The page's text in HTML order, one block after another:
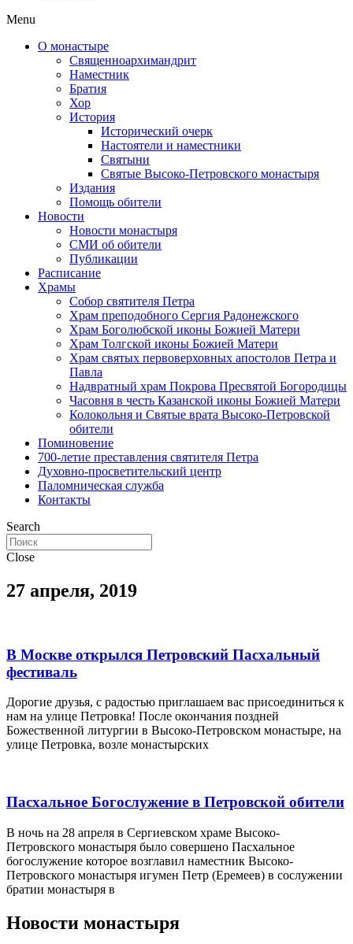
Menu
О монастыре
Священноархимандрит
Наместник
Братия
Хор
История
Исторический очерк
Настоятели и наместники
Святыни
Святые Высоко-Петровского монастыря
Издания
Помощь обители
Новости
Новости монастыря
СМИ об обители
Публикации
Расписание
Храмы
Собор святителя Петра
Храм преподобного Сергия Радонежского
Храм Боголюбской иконы Божией Матери
Храм Толгской иконы Божией Матери
Храм святых первоверховных апостолов Петра и
Павла
Надвратный храм Покрова Пресвятой Богородицы
Часовня в честь Казанской иконы Божией Матери
Колокольня и Святые врата Высоко-Петровской
обители
Поминовение
700-летие преставления святителя Петра
Духовно-просветительский центр
Паломническая служба
Контакты
Search
Close
27 апреля, 2019
В Москве открылся Петровский Пасхальный
фестиваль
Дорогие друзья, с радостью приглашаем вас присоединиться к
нам на улице Петровка! После окончания поздней
Божественной литургии в Высоко-Петровском монастыре, на
улице Петровка, возле монастырских
Пасхальное Богослужение в Петровской обители
В ночь на 28 апреля в Сергиевском храме Высоко-
Петровского монастыря было совершено Пасхальное
богослужение которое возглавил наместник Высоко-
Петровского монастыря игумен Петр (Еремеев) в сослужении
братии монастыря в
Новости монастыря